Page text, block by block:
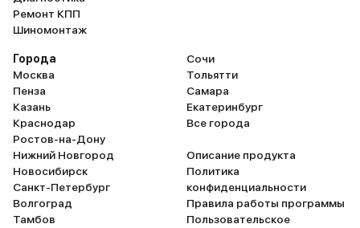
Ремонт КПП
Шиномонтаж
Города
Москва
Пенза
Казань
Краснодар
Ростов-на-Дону
Нижний Новгород
Новосибирск
Санкт-Петербург
Волгоград
Тамбов
Сочи
Тольятти
Самара
Екатеринбург
Все города
Описание продукта
Политика
конфиденциальности
Правила работы программы
Пользовательское